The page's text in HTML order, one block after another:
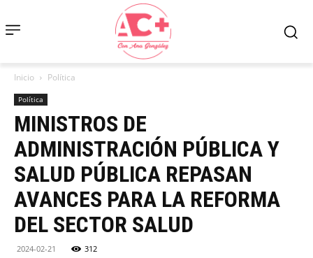
Inicio Política
Política
MINISTROS DE
ADMINISTRACIÓN PÚBLICA Y
SALUD PÚBLICA REPASAN
AVANCES PARA LA REFORMA
DEL SECTOR SALUD
2024-02-21 312